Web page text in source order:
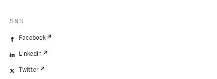
SNS
Facebook
LinkedIn
Twitter